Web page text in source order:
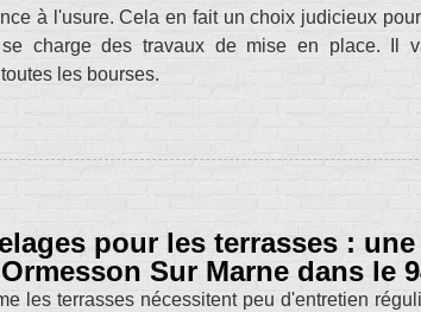
à l'usure. Cela en fait un choix judicieux
se charge des travaux de mise en place. Il
les bourses.
pour les terrasses :
Sur Marne dans le
les terrasses nécessitent peu d'entretien